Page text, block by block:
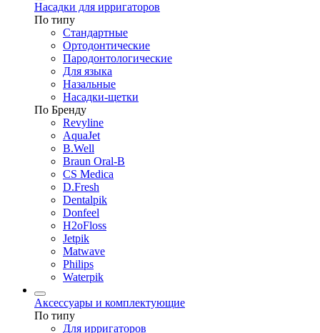
Насадки для ирригаторов
По типу
Стандартные
Ортодонтические
Пародонтологические
Для языка
Назальные
Насадки-щетки
По Бренду
Revyline
AquaJet
B.Well
Braun Oral-B
CS Medica
D.Fresh
Dentalpik
Donfeel
H2oFloss
Jetpik
Matwave
Philips
Waterpik
Аксессуары и комплектующие
По типу
Для ирригаторов